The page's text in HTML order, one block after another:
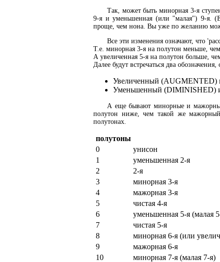
Так, может быть минорная 3-я
9-я и уменьшенная (или "малая") 9-я.
проще, чем нона. Вы уже по желанию
Все эти изменения означают, что
Т.е. минорная 3-я на полутон меньше,
А увеличенная 5-я на полутон больше,
Далее будут встречаться два
Увеличенный (AUGMENTED)
Уменьшенный (DIMINISHED)
А еще бывают минорные и
полутон ниже, чем такой же
полутонах.
полутоны
0
унисон
1
уменьшенная 2-я
2
2-я
3
минорная 3-я
4
мажорная 3-я
5
чистая 4-я
6
уменьшенная 5-я (малая
7
чистая 5-я
8
минорная 6-я (или
9
мажорная 6-я
10
минорная 7-я (малая 7-я)